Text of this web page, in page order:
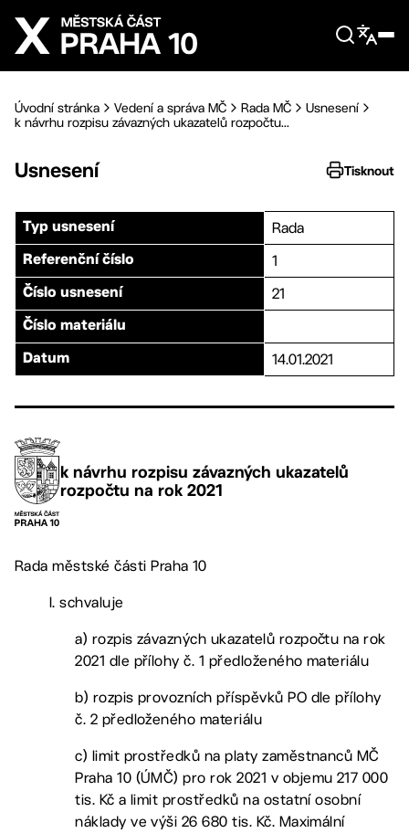
Přejít na hlavní obsah
Úvodní stránka Vedení a správa MČ Rada MČ
Usnesení
k návrhu rozpisu závazných ukazatelů rozpočtu...
Usnesení Tisknout
Typ usnesení Rada
Referenční číslo 1
Číslo usnesení 21
Číslo materiálu
Datum 14.01.2021
k návrhu rozpisu závazných ukazatelů
rozpočtu na rok 2021
Rada městské části Praha 10
I. schvaluje
a) rozpis závazných ukazatelů rozpočtu na rok
2021 dle přílohy č. 1 předloženého materiálu
b) rozpis provozních příspěvků PO dle přílohy
č. 2 předloženého materiálu
c) limit prostředků na platy zaměstnanců MČ
Praha 10 (ÚMČ) pro rok 2021 v objemu 217 000
tis. Kč a limit prostředků na ostatní osobní
náklady ve výši 26 680 tis. Kč. Maximální